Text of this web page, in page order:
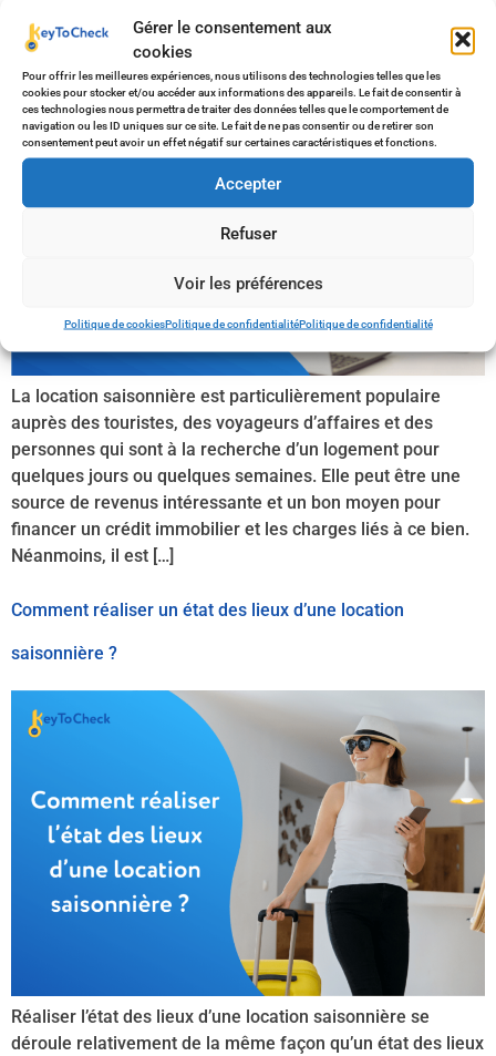
Gérer le consentement aux
cookies
Pour offrir les meilleures expériences, nous utilisons des technologies telles que les
cookies pour stocker et/ou accéder aux informations des appareils. Le fait de consentir à
ces technologies nous permettra de traiter des données telles que le comportement de
navigation ou les ID uniques sur ce site. Le fait de ne pas consentir ou de retirer son
consentement peut avoir un effet négatif sur certaines caractéristiques et fonctions.
Accepter
Refuser
Voir les préférences
Politique de cookiesPolitique de confidentialitéPolitique de confidentialité
saisonnière ?
La location saisonnière est particulièrement populaire
auprès des touristes, des voyageurs d’affaires et des
personnes qui sont à la recherche d’un logement pour
quelques jours ou quelques semaines. Elle peut être une
source de revenus intéressante et un bon moyen pour
financer un crédit immobilier et les charges liés à ce bien.
Néanmoins, il est […]
Comment réaliser un état des lieux d’une location
saisonnière ?
Réaliser l’état des lieux d’une location saisonnière se
déroule relativement de la même façon qu’un état des lieux